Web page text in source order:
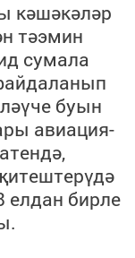
кәшәкәләр
тәэмин
сумала
буын
авиация-
елдан бирле
.